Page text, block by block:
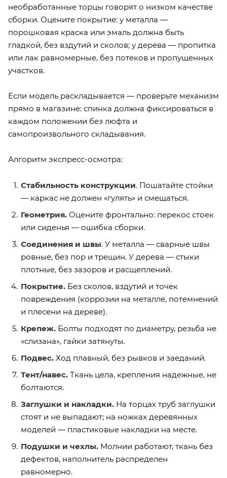
необработанные торцы говорят о низком качестве
сборки. Оцените покрытие: у металла —
порошковая краска или эмаль должна быть
гладкой, без вздутий и сколов; у дерева — пропитка
или лак равномерные, без потеков и пропущенных
участков.
Если модель раскладывается — проверьте механизм
прямо в магазине: спинка должна фиксироваться в
каждом положении без люфта и
самопроизвольного складывания.
Алгоритм экспресс-осмотра:
Стабильность конструкции. Пошатайте стойки
— каркас не должен «гулять» и смещаться.
Геометрия. Оцените фронтально: перекос стоек
или сиденья — ошибка сборки.
Соединения и швы. У металла — сварные швы
ровные, без пор и трещин. У дерева — стыки
плотные, без зазоров и расщеплений.
Покрытие. Без сколов, вздутий и точек
повреждения (коррозии на металле, потемнений
и плесени на дереве).
Крепеж. Болты подходят по диаметру, резьба не
«слизана», гайки затянуты.
Подвес. Ход плавный, без рывков и заеданий.
Тент/навес. Ткань цела, крепления надежные, не
болтаются.
Заглушки и накладки. На торцах труб заглушки
стоят и не выпадают; на ножках деревянных
моделей — пластиковые накладки на месте.
Подушки и чехлы. Молнии работают, ткань без
дефектов, наполнитель распределен
равномерно.